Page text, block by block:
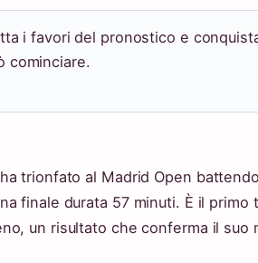
i favori del pronostico e
cominciare.
trionfato al Madrid Open
finale durata 57 minuti. È il primo
un risultato che conferma il suo